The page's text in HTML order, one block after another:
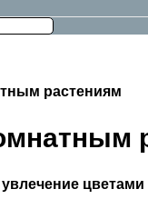
растениям
увлечение